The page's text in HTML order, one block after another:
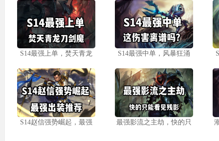
S14最强上单，焚天青龙 S14最强中单，风暴狂涌
S14赵信强势崛起，最强 最强影流之主劫，快的只